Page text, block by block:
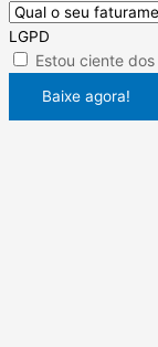
LGPD
Estou ciente dos
Baixe agora!